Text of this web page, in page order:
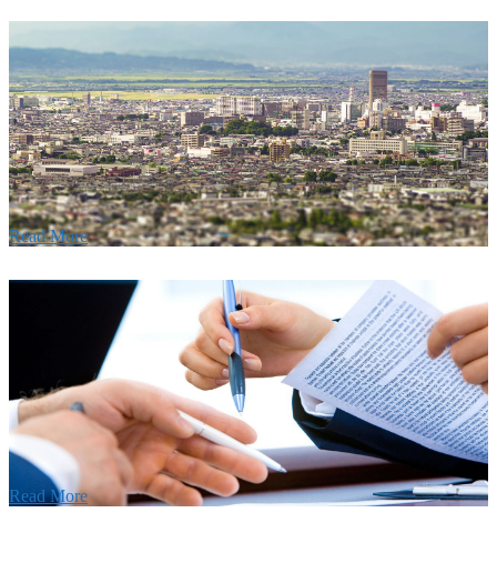
の歴史ある実績・建設技術と、旧カネフジハウス
利くフットワークが結びついた新しい建設会社で
Read More
Recruitment
採用情報
あなたの実力を発揮してみませんか？幅広い人材
います。特に建設業の営業経験者、技術者の方を
す。
Read More